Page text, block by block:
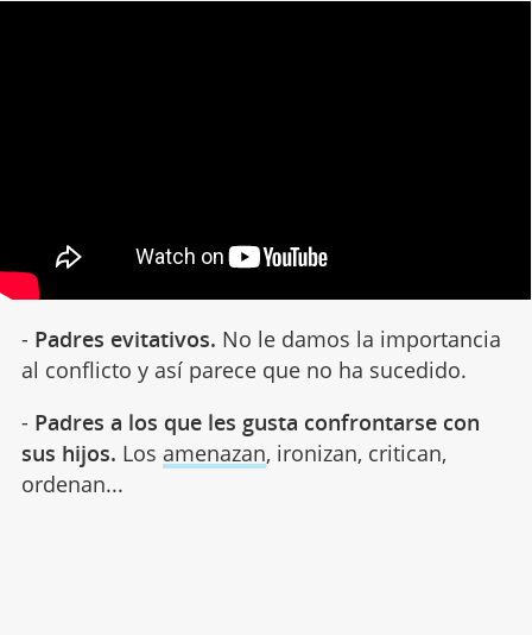
- Padres evitativos. No le damos la importancia
al conflicto y así parece que no ha sucedido.
- Padres a los que les gusta confrontarse con
sus hijos. Los amenazan, ironizan, critican,
ordenan...